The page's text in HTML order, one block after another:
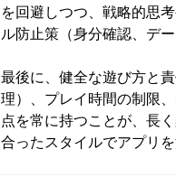
を回避しつつ、戦略的思
ル防止策（身分確認、デ
最後に、健全な遊び方と
理）、プレイ時間の制限
点を常に持つことが、長
合ったスタイルでアプリを